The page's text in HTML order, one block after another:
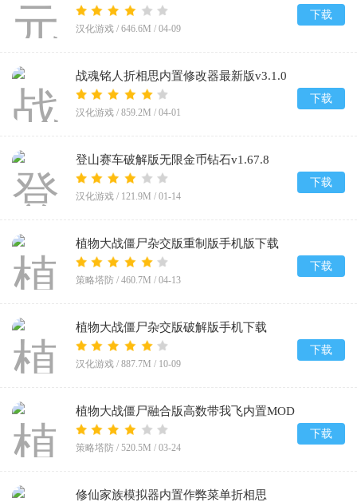
Knight)v8.1.0
汉化游戏 / 646.6M / 04-09
下载
战魂铭人折相思内置修改器最新版v3.1.0
汉化游戏 / 859.2M / 04-01
下载
登山赛车破解版无限金币钻石v1.67.8
汉化游戏 / 121.9M / 01-14
下载
植物大战僵尸杂交版重制版手机版下载
v0.19.1.0
策略塔防 / 460.7M / 04-13
下载
植物大战僵尸杂交版破解版手机下载
(Plants vs Zombies Super Hybrid)v3.12
汉化游戏 / 887.7M / 10-09
下载
植物大战僵尸融合版高数带我飞内置MOD
菜单(PlantsVsZombiesRH-Mod)v3.5
策略塔防 / 520.5M / 03-24
下载
修仙家族模拟器内置作弊菜单折相思